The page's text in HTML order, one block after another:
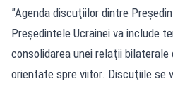
”Agenda discuţiilor dintre
Preşedintele Ucrainei va include
consolidarea unei relaţii
orientate spre viitor. Discuţiile se